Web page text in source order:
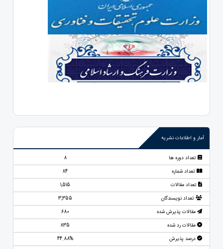
آمار و اطلاعات نشریه
تعداد دوره ها
8
تعداد شماره
84
تعداد مقالات
1,515
تعداد نویسندگان
3,355
مقالات پذیرش شده
680
مقالات رد شده
835
درصد پذیرش
44.88%